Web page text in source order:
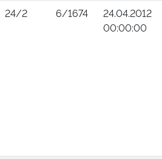
24/2
6/1674
24.04.2012
00:00:00